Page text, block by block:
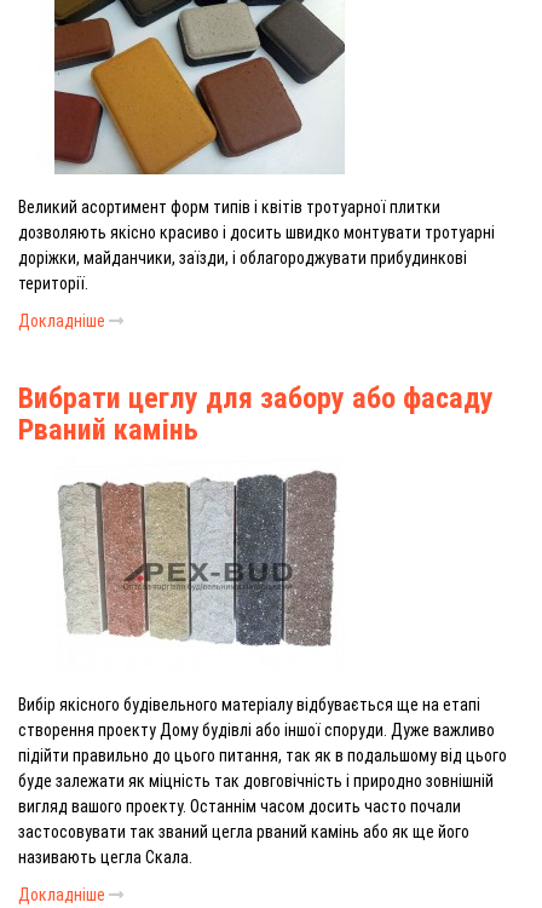
Великий асортимент форм типів і квітів тротуарної плитки
дозволяють якісно красиво і досить швидко монтувати тротуарні
доріжки, майданчики, заїзди, і облагороджувати прибудинкові
території.
Докладніше
Вибрати цеглу для забору або фасаду
Рваний камінь
Вибір якісного будівельного матеріалу відбувається ще на етапі
створення проекту Дому будівлі або іншої споруди. Дуже важливо
підійти правильно до цього питання, так як в подальшому від цього
буде залежати як міцність так довговічність і природно зовнішній
вигляд вашого проекту. Останнім часом досить часто почали
застосовувати так званий цегла рваний камінь або як ще його
називають цегла Скала.
Докладніше